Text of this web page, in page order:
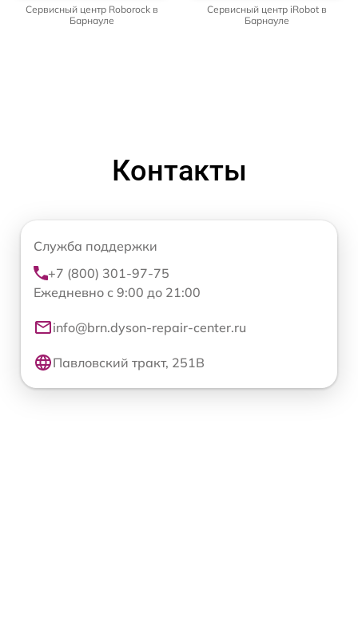
Сервисный центр Roborock в
Барнауле
Сервисный центр iRobot в
Барнауле
Контакты
Служба поддержки
+7 (800) 301-97-75
Ежедневно с 9:00 до 21:00
info@brn.dyson-repair-center.ru
Павловский тракт, 251В